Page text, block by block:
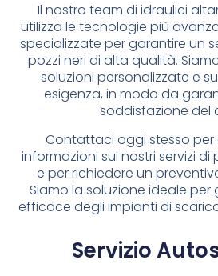
Il nostro team di idraulici
utilizza le tecnologie più
specializzate per garantire un
pozzi neri di alta qualità.
soluzioni personalizzate e
esigenza, in modo da
soddisfazione del
Contattaci oggi stesso per
informazioni sui nostri servizi di
e per richiedere un
Siamo la soluzione ideale per
efficace degli impianti di
Servizio